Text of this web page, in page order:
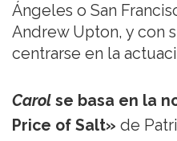
Ángeles o San
Andrew Upton, y con
centrarse en la
Carol se basa en la
Price of Salt» de